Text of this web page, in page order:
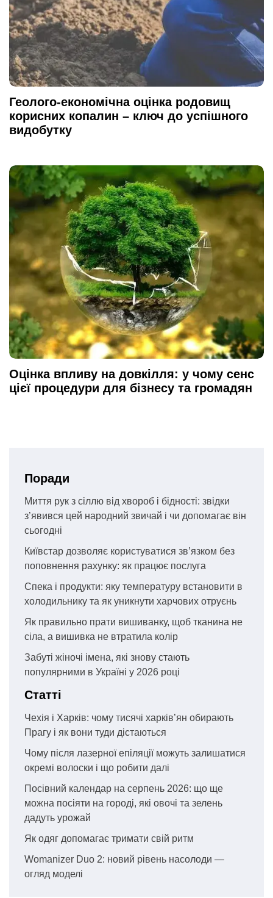
Геолого-економічна оцінка родовищ
корисних копалин – ключ до успішного
видобутку
Оцінка впливу на довкілля: у чому сенс
цієї процедури для бізнесу та громадян
Поради
Миття рук з сіллю від хвороб і бідності: звідки
з’явився цей народний звичай і чи допомагає він
сьогодні
Київстар дозволяє користуватися зв’язком без
поповнення рахунку: як працює послуга
Спека і продукти: яку температуру встановити в
холодильнику та як уникнути харчових отруєнь
Як правильно прати вишиванку, щоб тканина не
сіла, а вишивка не втратила колір
Забуті жіночі імена, які знову стають
популярними в Україні у 2026 році
Статті
Чехія і Харків: чому тисячі харків’ян обирають
Прагу і як вони туди дістаються
Чому після лазерної епіляції можуть залишатися
окремі волоски і що робити далі
Посівний календар на серпень 2026: що ще
можна посіяти на городі, які овочі та зелень
дадуть урожай
Як одяг допомагає тримати свій ритм
Womanizer Duo 2: новий рівень насолоди —
огляд моделі